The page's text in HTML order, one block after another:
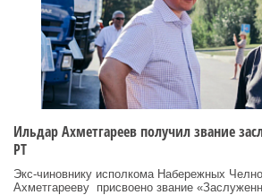
Ильдар Ахметгареев получил звание
РТ
Экс‑чиновнику исполкома Набережных
Ахметгарееву присвоено звание